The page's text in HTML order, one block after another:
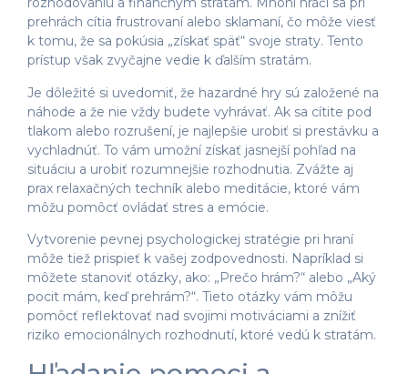
prehrách cítia frustrovaní alebo sklamaní, čo môže viesť
k tomu, že sa pokúsia „získať späť“ svoje straty. Tento
prístup však zvyčajne vedie k ďalším stratám.
Je dôležité si uvedomiť, že hazardné hry sú založené na
náhode a že nie vždy budete vyhrávať. Ak sa cítite pod
tlakom alebo rozrušení, je najlepšie urobiť si prestávku a
vychladnúť. To vám umožní získať jasnejší pohľad na
situáciu a urobiť rozumnejšie rozhodnutia. Zvážte aj
prax relaxačných techník alebo meditácie, ktoré vám
môžu pomôcť ovládať stres a emócie.
Vytvorenie pevnej psychologickej stratégie pri hraní
môže tiež prispieť k vašej zodpovednosti. Napríklad si
môžete stanoviť otázky, ako: „Prečo hrám?“ alebo „Aký
pocit mám, keď prehrám?“. Tieto otázky vám môžu
pomôcť reflektovať nad svojimi motiváciami a znížiť
riziko emocionálnych rozhodnutí, ktoré vedú k stratám.